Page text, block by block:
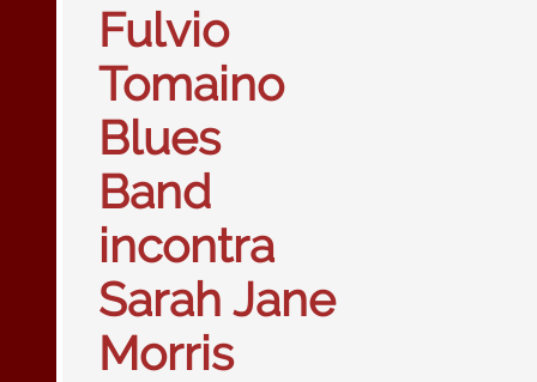
Fulvio
Tomaino
Blues
Band
incontra
Sarah Jane
Morris